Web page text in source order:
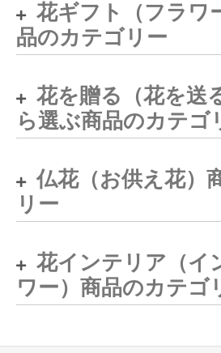
花ギフト（フラワ
品のカテゴリー
花を贈る（花を送
ら選ぶ商品のカテゴ
仏花（お供え花）
リー
花インテリア（イ
ワー）商品のカテゴ